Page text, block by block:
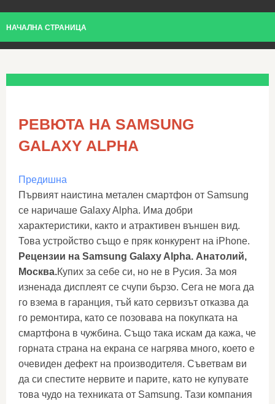
НАЧАЛНА СТРАНИЦА
РЕВЮТА НА SAMSUNG
GALAXY ALPHA
Предишна
Първият наистина метален смартфон от Samsung
се наричаше Galaxy Alpha. Има добри
характеристики, както и атрактивен външен вид.
Това устройство също е пряк конкурент на iPhone.
Рецензии на Samsung Galaxy Alpha. Анатолий,
Москва.Купих за себе си, но не в Русия. За моя
изненада дисплеят се счупи бързо. Сега не мога да
го взема в гаранция, тъй като сервизът отказва да
го ремонтира, като се позовава на покупката на
смартфона в чужбина. Също така искам да кажа, че
горната страна на екрана се нагрява много, което е
очевиден дефект на производителя. Съветвам ви
да си спестите нервите и парите, като не купувате
това чудо на техниката от Samsung. Тази компания